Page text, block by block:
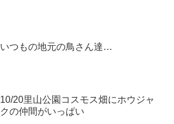
いつもの地元の鳥さん達…
10/20里山公園コスモス畑にホウジャ
クの仲間がいっぱい